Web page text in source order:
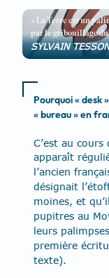
« La Terre est un
par le gribouillage
SYLVAIN
Pourquoi « desk
« bureau » en
C’est au cours
apparaît
l’ancien
désignait
moines, et
pupitres au
leurs
première
texte).